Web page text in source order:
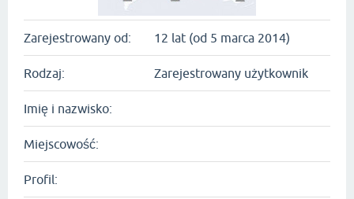
Zarejestrowany od: 12 lat (od 5 marca 2014)
Rodzaj: Zarejestrowany użytkownik
Imię i nazwisko:
Miejscowość:
Profil: